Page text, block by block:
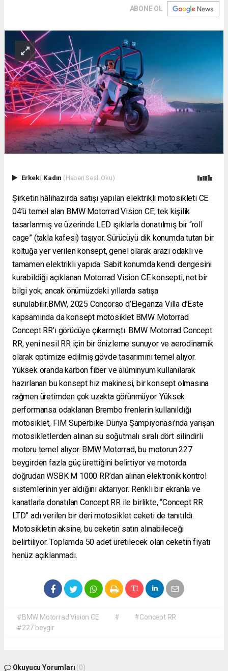
ABONE OL
Erkek| Kadın (Haberi Sesli Oku)
Şirketin hâlihazırda satışı yapılan elektrikli motosikleti CE
04’ü temel alan BMW Motorrad Vision CE, tek kişilik
tasarlanmış ve üzerinde LED ışıklarla donatılmış bir “roll
cage” (takla kafesi) taşıyor. Sürücüyü dik konumda tutan bir
koltuğa yer verilen konsept, genel olarak arazi odaklı ve
tamamen elektrikli yapıda. Sabit konumda kendi dengesini
kurabildiği açıklanan Motorrad Vision CE konsepti, net bir
bilgi yok; ancak önümüzdeki yıllarda satışa
sunulabilir.BMW, 2025 Concorso d’Eleganza Villa d’Este
kapsamında da konsept motosiklet BMW Motorrad
Concept RR’ı görücüye çıkarmıştı. BMW Motorrad Concept
RR, yeni nesil RR için bir önizleme sunuyor ve aerodinamik
olarak optimize edilmiş gövde tasarımını temel alıyor.
Yüksek oranda karbon fiber ve alüminyum kullanılarak
hazırlanan bu konsept hız makinesi, bir konsept olmasına
rağmen üretimden çok uzakta görünmüyor. Yüksek
performansa odaklanan Brembo frenlerin kullanıldığı
motosiklet, FIM Superbike Dünya Şampiyonası’nda yarışan
motosikletlerden alınan su soğutmalı sıralı dört silindirli
motoru temel alıyor. BMW Motorrad, bu motorun 227
beygirden fazla güç ürettiğini belirtiyor ve motorda
doğrudan WSBK M 1000 RR’dan alınan elektronik kontrol
sistemlerinin yer aldığını aktarıyor. Renkli bir ekranla ve
kanatlarla donatılan Concept RR ile birlikte, “Concept RR
LTD” adı verilen bir deri motosiklet ceketi de tanıtıldı.
Motosikletin aksine, bu ceketin satın alınabileceği
belirtiliyor. Toplamda 50 adet üretilecek olan ceketin fiyatı
henüz açıklanmadı.
#BMW Motorrad Vision CE #
#Concept RR
#227 beygir
Okuyucu Yorumları (0)